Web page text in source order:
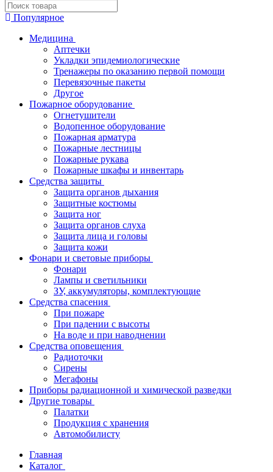
Популярное
Медицина
Аптечки
Укладки эпидемиологические
Тренажеры по оказанию первой помощи
Перевязочные пакеты
Другое
Пожарное оборудование
Огнетушители
Водопенное оборудование
Пожарная арматура
Пожарные лестницы
Пожарные рукава
Пожарные шкафы и инвентарь
Средства защиты
Защита органов дыхания
Защитные костюмы
Защита ног
Защита органов слуха
Защита лица и головы
Защита кожи
Фонари и световые приборы
Фонари
Лампы и светильники
ЗУ, аккумуляторы, комплектующие
Средства спасения
При пожаре
При падении с высоты
На воде и при наводнении
Средства оповещения
Радиоточки
Сирены
Мегафоны
Приборы радиационной и химической разведки
Другие товары
Палатки
Продукция с хранения
Автомобилисту
Главная
Каталог